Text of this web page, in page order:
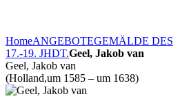
HomeANGEBOTEGEMÄLDE DES
17.-19. JHDT.Geel, Jakob van
Geel, Jakob van
(Holland,um 1585 – um 1638)